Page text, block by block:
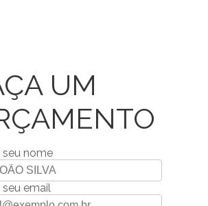
UM
seu nome
seu email